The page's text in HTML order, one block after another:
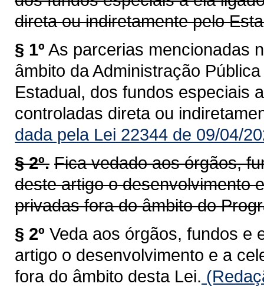
direta ou indiretamente pelo
§ 1º As parcerias mencionadas
âmbito da Administração
Estadual, dos fundos especiais
controladas direta ou
dada pela Lei 22344 de 09/04/
§ 2º. Fica vedado aos órgãos,
deste artigo o desenvolvimento
privadas fora do âmbito do
§ 2º Veda aos órgãos, fundos e
artigo o desenvolvimento e a
fora do âmbito desta Lei.